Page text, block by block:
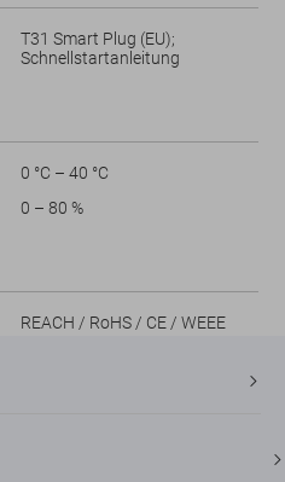
T31 Smart Plug (EU);
Schnellstartanleitung
0 °C – 40 °C
0 – 80 %
REACH / RoHS / CE / WEEE